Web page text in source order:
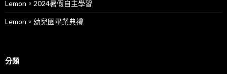
Lemon。2024暑假自主學習
Lemon。幼兒園畢業典禮
分類